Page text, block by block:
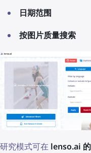
日期范围
按图片质量搜索
研究模式可在 lenso.ai 的